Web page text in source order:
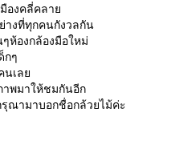
มืองคลี่คลา
างที่ทุกคนกังวลกัน
ห้องกล้องมือใหม่
กๆ
นเล
าพมาให้ชมกันอีก
ณามาบอกชื่อกล้วยไม้ค่ะ